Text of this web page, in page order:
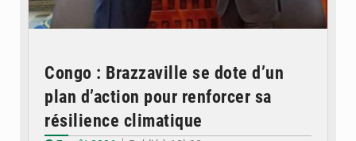
Congo : Brazzaville se dote d’un
plan d’action pour renforcer sa
résilience climatique